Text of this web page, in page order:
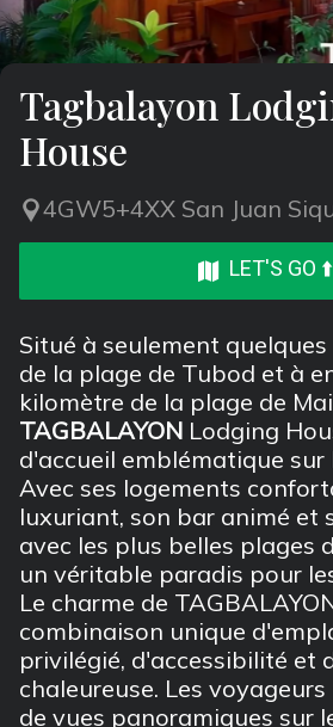
Tagbalayon
House
4GW5+4XX San Juan
LET'S GO ⬆️
Situé à seulement
de la plage de Tubod et à
kilomètre de la plage de
TAGBALAYON Lodging
d'accueil emblématique sur
Avec ses logements
luxuriant, son bar animé et
avec les plus belles plages
un véritable paradis pour
Le charme de
combinaison unique
privilégié, d'accessibilité et
chaleureuse. Les
de vues panoramiques sur